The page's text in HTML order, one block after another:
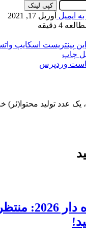
کپی لینک
ایمیل آوریل 17, 2021
4 دقیقه
پینتریست اسکایپ
چاپ
بازی‌ های آینده دار